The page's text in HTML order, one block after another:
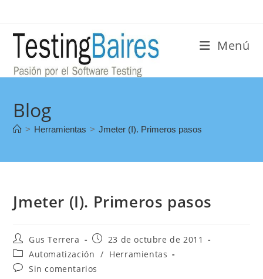
Menú
Blog
> Herramientas > Jmeter (I). Primeros pasos
Jmeter (I). Primeros pasos
Gus Terrera
23 de octubre de 2011
Automatización / Herramientas
Sin comentarios